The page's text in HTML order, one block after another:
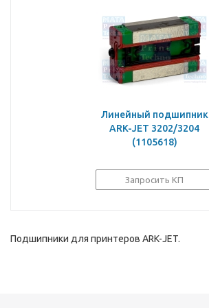
Линейный подшипник
ARK-JET 3202/3204
(1105618)
Запросить КП
Подшипники для принтеров ARK-JET.